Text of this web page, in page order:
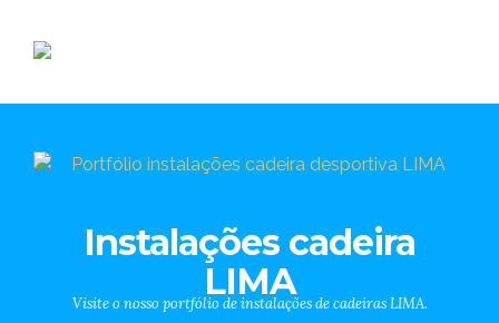
Instalações cadeira
LIMA
Visite o nosso portfólio de instalações de cadeiras LIMA.